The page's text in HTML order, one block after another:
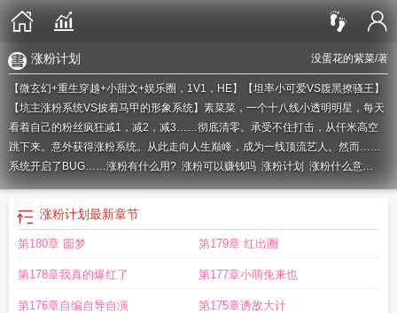
没蛋花的紫菜/著
涨粉计划
【微玄幻+重生穿越+小甜文+娱乐圈，1V1，HE】【坦率小可爱VS腹黑撩骚王】
【坑主涨粉系统VS披着马甲的形象系统】素菜菜，一个十八线小透明明星，每天
看着自己的粉丝疯狂减1，减2，减3……彻底清零。承受不住打击，从仟米高空
跳下来。意外获得涨粉系统。从此走向人生巅峰，成为一线顶流艺人。然而……
系统开启了BUG……涨粉有什么用? 涨粉可以赚钱吗 涨粉计划 涨粉什么意
思?我发现了涨粉秘诀涨粉有什么好处涨粉变现什么意思涨粉是什么意思涨
粉470万
我发现了涨粉的秘诀
意思
思涨粉如何赚钱 涨粉了怎么挣钱
涨粉计划最新章节
第180章 圆梦 第179章 红出圈
第178章我真的爆红了 第177章小萌兔来也
第176章自编自导自演 第175章诱敌大计